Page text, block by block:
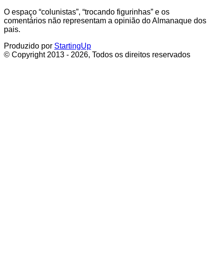
O espaço “colunistas”, “trocando figurinhas” e os
comentários não representam a opinião do Almanaque dos
pais.
Produzido por StartingUp
© Copyright 2013 - 2026, Todos os direitos reservados